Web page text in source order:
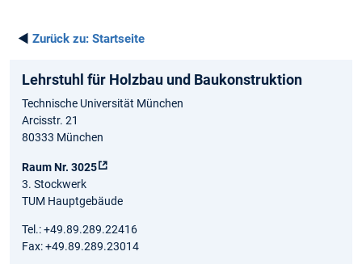
◄ Zurück zu: Startseite
Lehrstuhl für Holzbau und Baukonstruktion
Technische Universität München
Arcisstr. 21
80333 München
Raum Nr. 3025
3. Stockwerk
TUM Hauptgebäude
Tel.: +49.89.289.22416
Fax: +49.89.289.23014